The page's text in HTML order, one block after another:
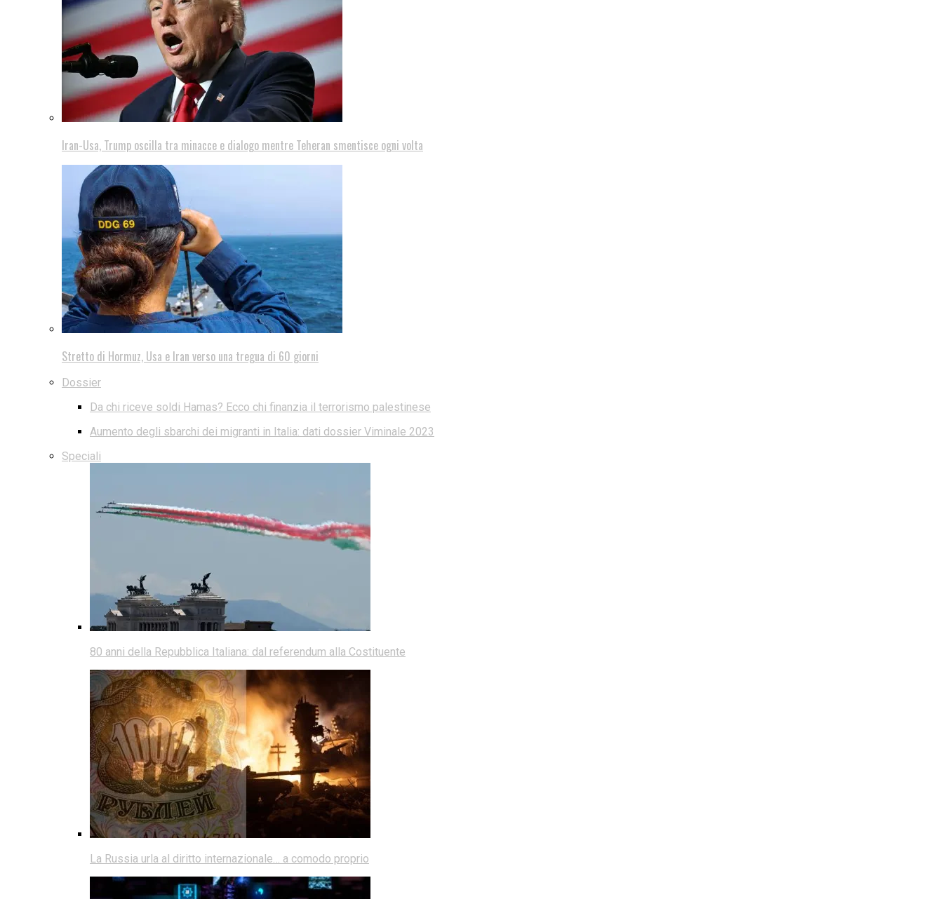
Iran-Usa, Trump oscilla tra minacce e dialogo mentre Teheran smentisce ogni volta
Stretto di Hormuz, Usa e Iran verso una tregua di 60 giorni
Dossier
Da chi riceve soldi Hamas? Ecco chi finanzia il terrorismo palestinese
Aumento degli sbarchi dei migranti in Italia: dati dossier Viminale 2023
Speciali
80 anni della Repubblica Italiana: dal referendum alla Costituente
La Russia urla al diritto internazionale… a comodo proprio